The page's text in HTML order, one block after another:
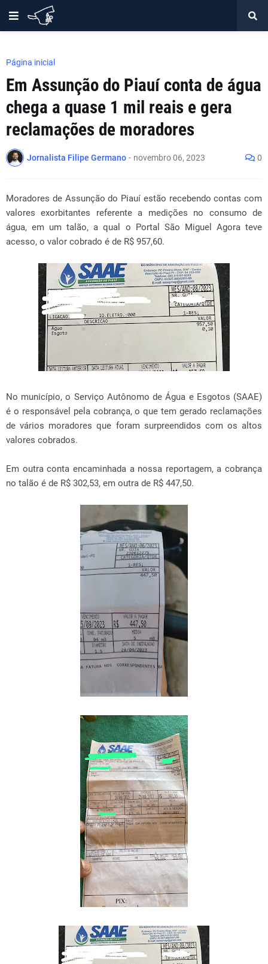
Página inicial
Em Assunção do Piauí conta de água
chega a quase 1 mil reais e gera
reclamações de moradores
Jornalista Filipe Germano - novembro 06, 2023 0
Moradores de Assunção do Piauí estão recebendo contas com
valores exorbitantes referente a medições no consumo de
água, em um talão, a qual o Portal São Miguel Agora teve
acesso, o valor cobrado é de R$ 957,60.
No município, o Serviço Autônomo de Água e Esgotos (SAAE)
é o responsável pela cobrança, o que tem gerado reclamações
de vários moradores que foram surpreendidos com os altos
valores cobrados.
Em outra conta encaminhada a nossa reportagem, a cobrança
no talão é de R$ 302,53, em outra de R$ 447,50.